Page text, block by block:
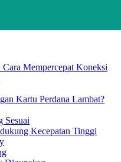
Mempercepat Koneksi
Kartu Perdana Lambat?
Sesuai
Kecepatan Tinggi